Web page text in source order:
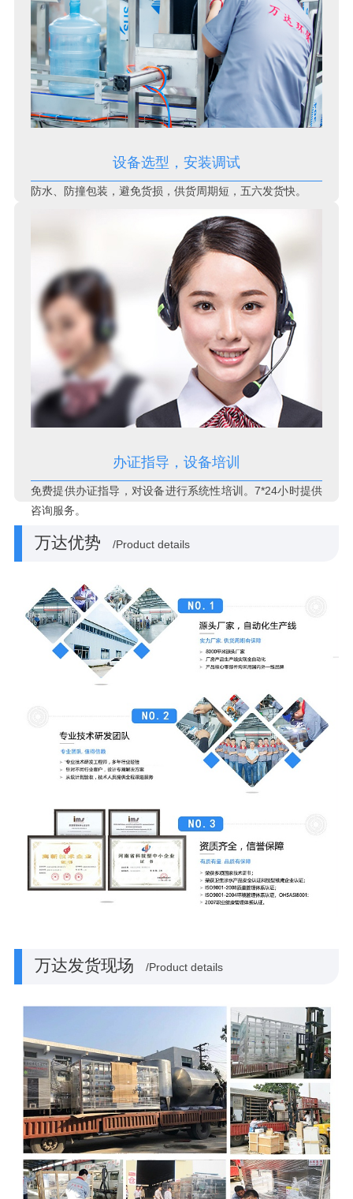
设备选型，安装调试
防水、防撞包装，避免货损，供货周期短，五六发货快。
办证指导，设备培训
免费提供办证指导，对设备进行系统性培训。7*24小时提供
咨询服务。
万达优势 /Product details
万达发货现场 /Product details